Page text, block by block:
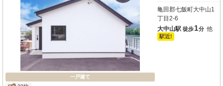
一戸建て
亀田郡七飯町大中山1
丁目2-6
大中山駅 徒歩1分 他
駅近!